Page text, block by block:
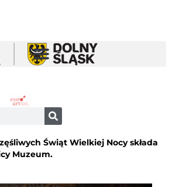
Świąt Wielkiej Nocy składa
Muzeum.